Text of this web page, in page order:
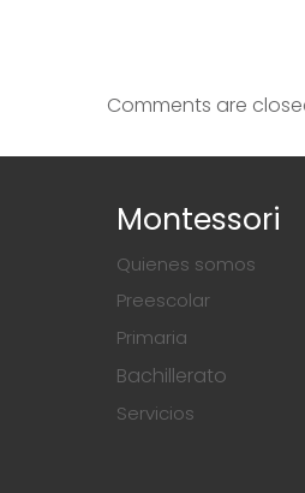
Comments are
Montessori
Quienes somos
Preescolar
Primaria
Bachillerato
Servicios